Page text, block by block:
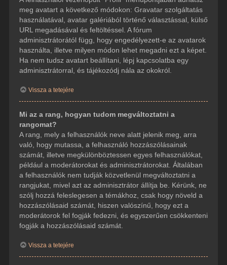
meg avatart a következő módokon: Gravatar szolgáltatás
használatával, avatar galériából történő választással, külső
URL megadásával és feltöltéssel. A fórum
adminisztrátorától függ, hogy engedélyezett-e az avatarok
használta, illetve milyen módon lehet megadni ezt a képet.
Ha nem tudsz avatart beállítani, lépj kapcsolatba egy
adminisztrátorral, és tájékozódj nála az okokról.
Vissza a tetejére
Mi az a rang, hogyan tudom megváltoztatni a
rangomat?
A rang, mely a felhasználók neve alatt jelenik meg, arra
való, hogy mutassa, a felhasználó hozzászólásainak
számát, illetve megkülönböztessen egyes felhasználókat,
például a moderátorokat és adminisztrátorokat. Általában
a felhasználók nem tudják közvetlenül megváltoztatni a
rangjukat, mivel azt az adminisztrátor állítja be. Kérünk, ne
szólj hozzá feleslegesen a témákhoz, csak hogy növeld a
hozzászólásaid számát, hiszen valószínű, hogy ezt a
moderátorok fel fogják fedezni, és egyszerűen csökkenteni
fogják a hozzászólásaid számát.
Vissza a tetejére